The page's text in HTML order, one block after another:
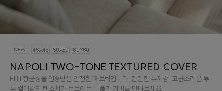
NAPOLI TWO-TONE TEXTURED COVER
FITI 항균성을 인증받은 안전한 패브릭입니다 .탄탄한 두께감, 고급스러운 투
톤 컬러감의 텍스쳐가 돋보이는 나폴리 커버를 만나보세요!